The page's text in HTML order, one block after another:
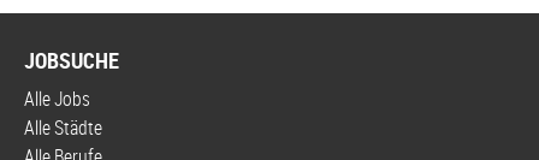
JOBSUCHE
Alle Jobs
Alle Städte